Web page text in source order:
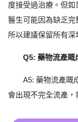
度接受過治療。但
醫生可能因為缺乏完
所以建議保留所有深
Q5: 藥物流產嘅
A5: 藥物流產嘅
會出現不完全流產，